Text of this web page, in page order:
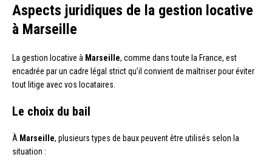
Aspects juridiques de la gestion locative
à Marseille
La gestion locative à Marseille, comme dans toute la France, est
encadrée par un cadre légal strict qu’il convient de maîtriser pour éviter
tout litige avec vos locataires.
Le choix du bail
À Marseille, plusieurs types de baux peuvent être utilisés selon la
situation :